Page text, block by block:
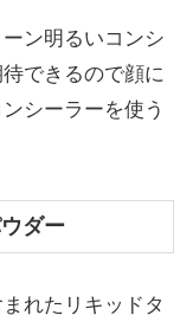
ン明るいコンシ
できるので顔に
シーラーを使う
ダー
れたリキッドタ